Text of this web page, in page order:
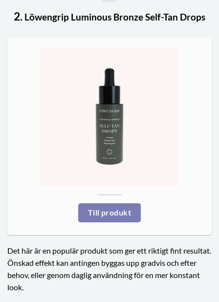
2. Löwengrip Luminous Bronze Self-Tan Drops
Det här är en populär produkt som ger ett riktigt fint resultat.
Önskad effekt kan antingen byggas upp gradvis och efter
behov, eller genom daglig användning för en mer konstant
look.
Till produkt